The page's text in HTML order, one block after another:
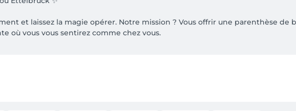
et laissez la magie opérer. Notre mission ? Vous offrir une parenthèse de
où vous vous sentirez comme chez vous.